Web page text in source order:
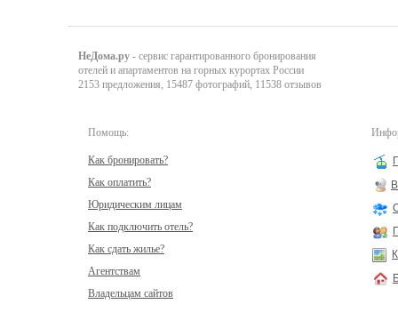
НеДома.ру - сервис гарантированного бронирования
отелей и апартаментов на горных курортах России
2153 предложения, 15487 фотографий, 11538 отзывов
Помощь:
Как бронировать?
Как оплатить?
Юридическим лицам
Как подключить отель?
Как сдать жилье?
Агентствам
Владельцам сайтов